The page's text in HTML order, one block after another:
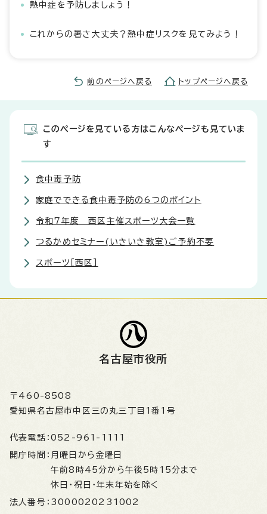
熱中症を予防しましょう！
これからの暑さ大丈夫？熱中症リスクを見てみよう！
前のページへ戻る トップページへ戻る
このページを見ている方はこんなページも見ていま
す
食中毒予防
家庭でできる食中毒予防の6つのポイント
令和7年度 西区主催スポーツ大会一覧
つるかめセミナー(いきいき教室)ご予約不要
スポーツ［西区］
名古屋市役所
〒460-8508
愛知県名古屋市中区三の丸三丁目1番1号
代表電話： 052-961-1111
開庁時間： 月曜日から金曜日
午前8時45分から午後5時15分まで
休日・祝日・年末年始を除く
法人番号： 3000020231002